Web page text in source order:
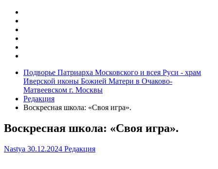
Подворье Патриарха Московского и всея Руси - храм
Иверской иконы Божией Матери в Очаково-
Матвеевском г. Москвы
Редакция
Воскресная школа: «Своя игра».
Воскресная школа: «Своя игра».
Nastya 30.12.2024 Редакция